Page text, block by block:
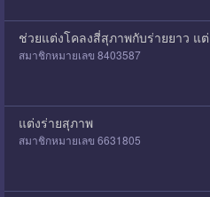
ช่วยแต่งโคลงสี่สุภาพกับร่ายยาว แ
สมาชิกหมายเลข 8403587
แต่งร่ายสุภาพ
สมาชิกหมายเลข 6631805